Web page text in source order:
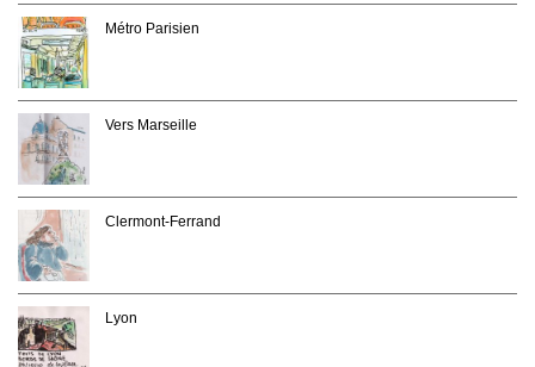
Métro Parisien
Vers Marseille
Clermont-Ferrand
Lyon